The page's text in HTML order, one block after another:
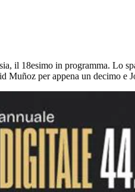
il 18esimo in programma. Lo
Muñoz per appena un decimo e